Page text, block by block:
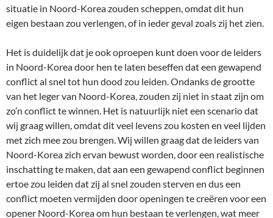
situatie in Noord-Korea zouden scheppen, omdat dit hun
eigen bestaan zou verlengen, of in ieder geval zoals zij het zien.
Het is duidelijk dat je ook oproepen kunt doen voor de leiders
in Noord-Korea door hen te laten beseffen dat een gewapend
conflict al snel tot hun dood zou leiden. Ondanks de grootte
van het leger van Noord-Korea, zouden zij niet in staat zijn om
zo’n conflict te winnen. Het is natuurlijk niet een scenario dat
wij graag willen, omdat dit veel levens zou kosten en veel lijden
met zich mee zou brengen. Wij willen graag dat de leiders van
Noord-Korea zich ervan bewust worden, door een realistische
inschatting te maken, dat aan een gewapend conflict beginnen
ertoe zou leiden dat zij al snel zouden sterven en dus een
conflict moeten vermijden door openingen te creëren voor een
opener Noord-Korea om hun bestaan te verlengen, wat meer